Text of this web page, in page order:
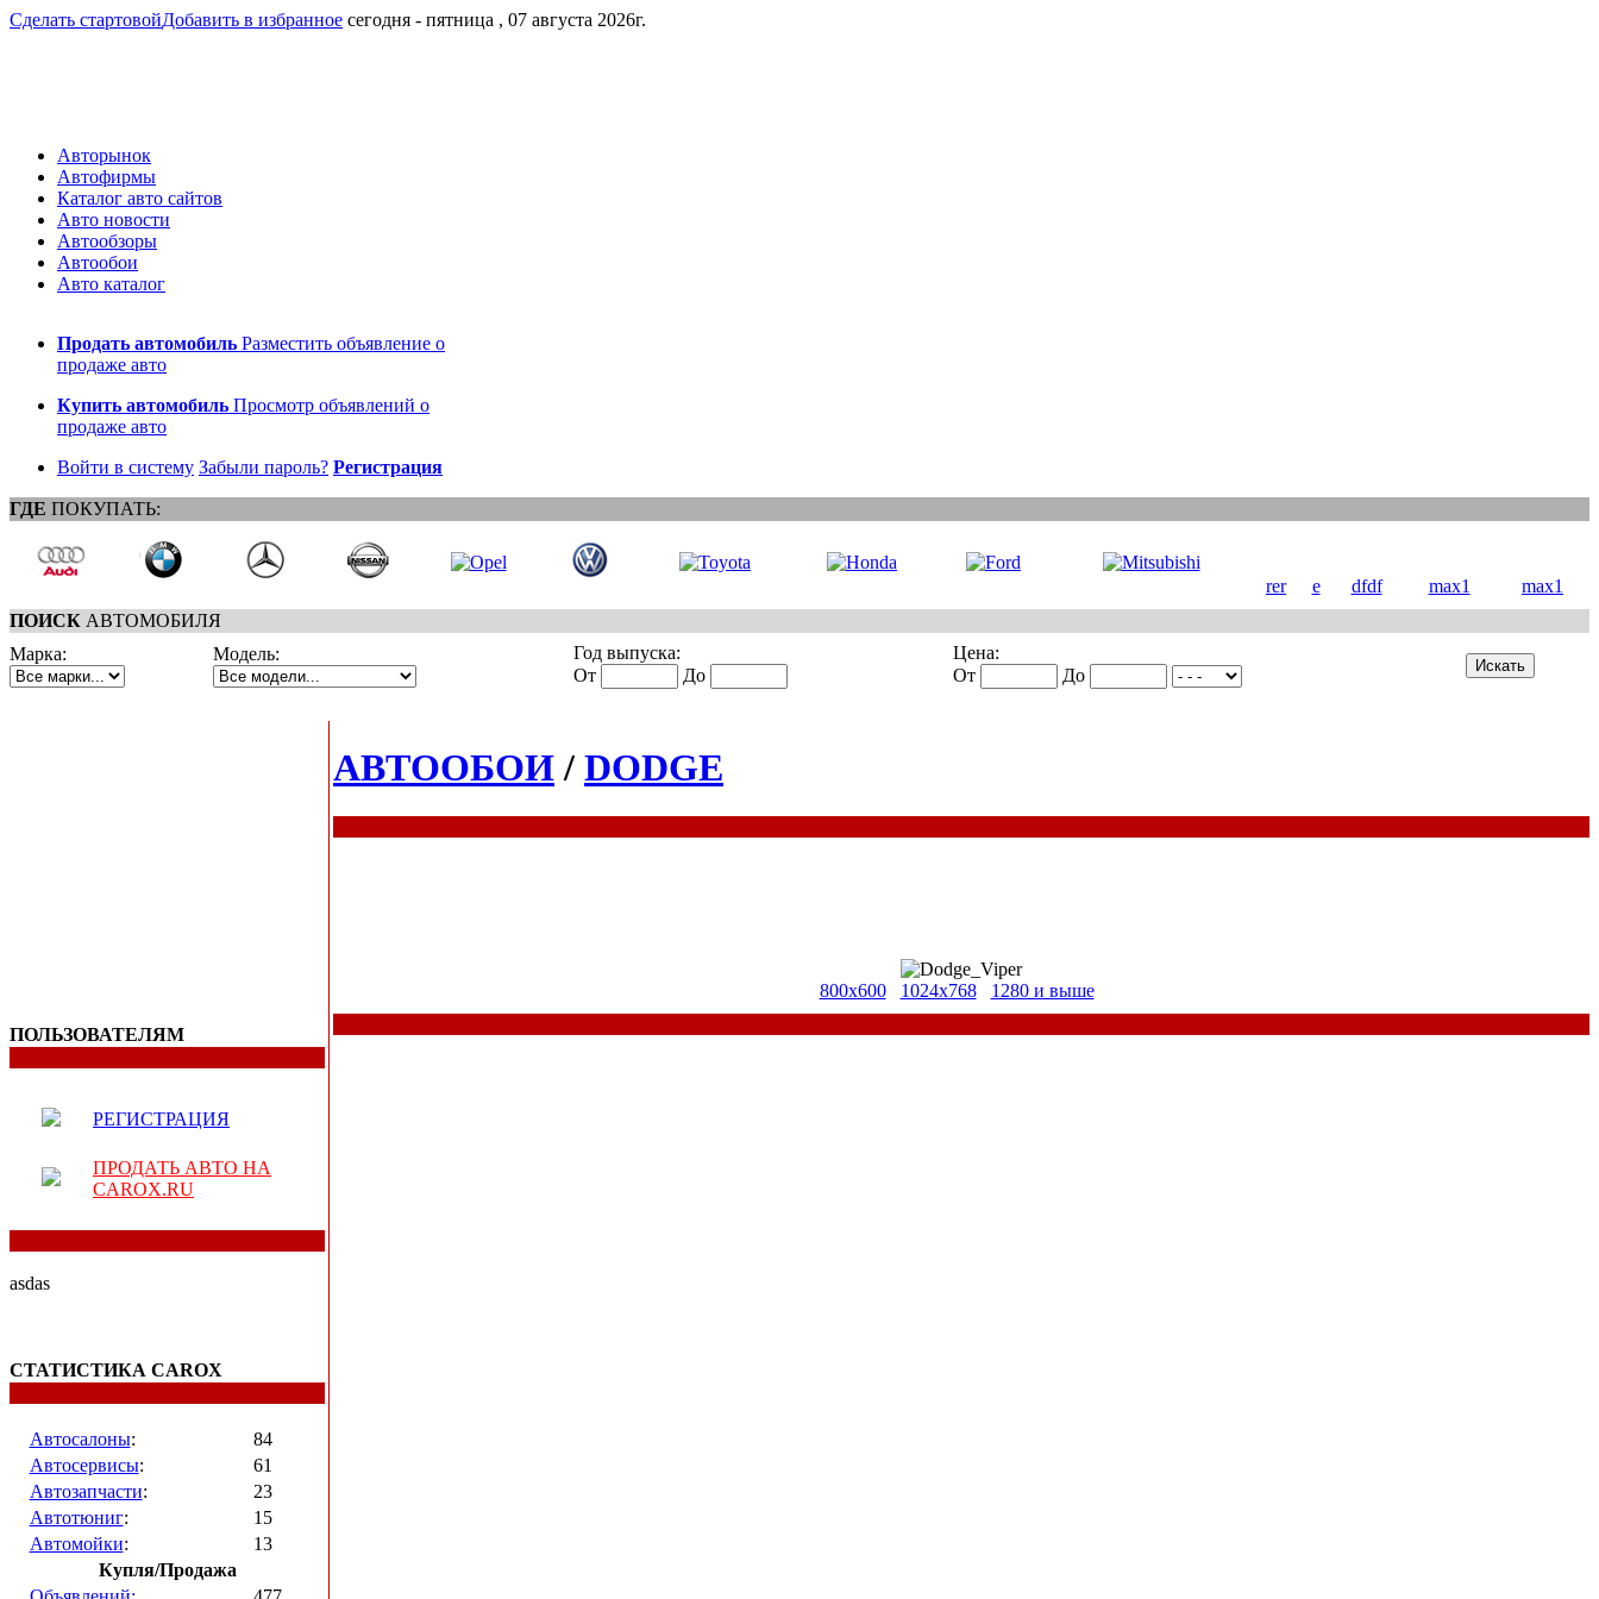
Сделать стартовойДобавить в избранное сегодня - пятница , 07 августа 2026г.
Авторынок
Автофирмы
Каталог авто сайтов
Авто новости
Автообзоры
Автообои
Авто каталог
Продать автомобиль Разместить объявление о
продаже авто
Купить автомобиль Просмотр объявлений о
продаже авто
Войти в систему Забыли пароль? Регистрация
ГДЕ ПОКУПАТЬ:
rer e dfdf max1
max1
ПОИСК АВТОМОБИЛЯ
Марка:
Модель:
Год выпуска:
От
До
Цена:
От
До
ПОЛЬЗОВАТЕЛЯМ
РЕГИСТРАЦИЯ
ПРОДАТЬ АВТО НА
CAROX.RU
asdas
СТАТИСТИКА CAROX
Автосалоны:
84
Автосервисы:
61
Автозапчасти:
23
Автотюниг:
15
Автомойки:
13
Купля/Продажа
АВТООБОИ/ DODGE
800x600 1024x768 1280 и выше